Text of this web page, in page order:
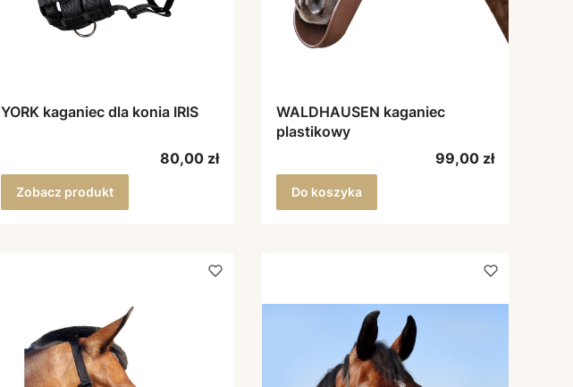
YORK kaganiec dla konia IRIS
Cena
80,00 zł
Zobacz produkt
WALDHAUSEN kaganiec
plastikowy
Cena
99,00 zł
Do koszyka